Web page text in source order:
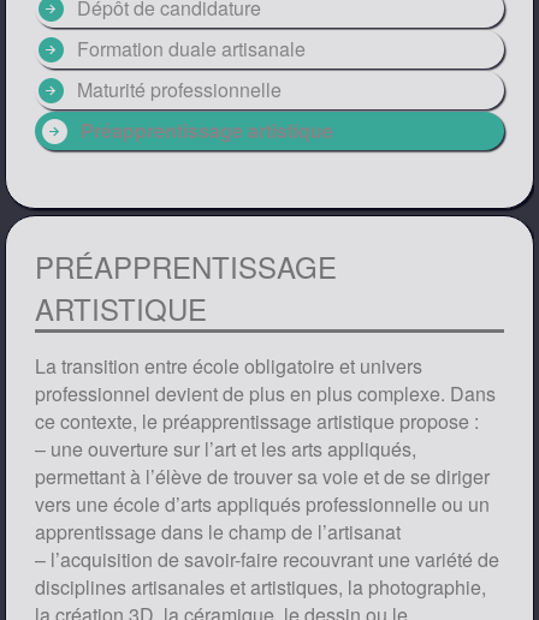
arrow_circle_right Dépôt de candidature
arrow_circle_right Formation duale artisanale
arrow_circle_right Maturité professionnelle
arrow_circle_right Préapprentissage artistique
PRÉAPPRENTISSAGE
ARTISTIQUE
La transition entre école obligatoire et univers
professionnel devient de plus en plus complexe. Dans
ce contexte, le préapprentissage artistique propose :
– une ouverture sur l’art et les arts appliqués,
permettant à l’élève de trouver sa voie et de se diriger
vers une école d’arts appliqués professionnelle ou un
apprentissage dans le champ de l’artisanat
– l’acquisition de savoir-faire recouvrant une variété de
disciplines artisanales et artistiques, la photographie,
la création 3D, la céramique, le dessin ou le